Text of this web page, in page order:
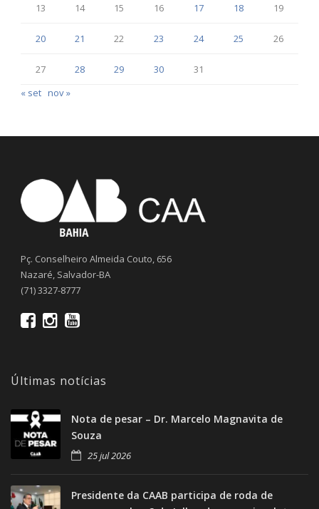
13 14 15 16 17 18 19
20 21 22 23 24 25 26
27 28 29 30
31
« set nov »
Pç. Conselheiro Almeida Couto, 656
Nazaré, Salvador-BA
(71) 3327-8777
Últimas notícias
Nota de pesar – Dr. Marcelo Magnavita de
Souza
25 jul 2026
Presidente da CAAB participa de roda de